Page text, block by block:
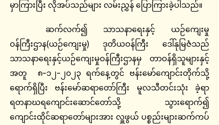
မှာကြားပြီး လိုအပ်သည်များ လမ်းညွှန် ပြောကြားခဲ့ပါသည်။
ဆက်လက်၍ သာသနာရေးနှင့် ယဉ်ကျေးမှု
ဝန်ကြီးဌာန(ယဉ်ကျေးမှု) ဒုတိယဝန်ကြီး ဒေါ်နုမြဇံသည်
သာသနာရေးနှင့်ယဉ်ကျေးမှုဝန်ကြီးဌာနမှ တာဝန်ရှိသူများနှင့်
အတူ ၈-၁၂-၂၀၂၃ ရက်နေ့တွင် ဗန်းမော်ကျောင်းတိုက်သို့
ရောက်ရှိပြီး ဗန်းမော်ဆရာတော်ကြီး မူလသီတင်းသုံး ခဲ့ရာ
ရတနာဃရကျောင်းဆောင်တော်သို့ သွားရောက်၍
ကျောင်းထိုင်ဆရာတော်များအား လှူဖွယ် ပစ္စည်းများဆက်ကပ်